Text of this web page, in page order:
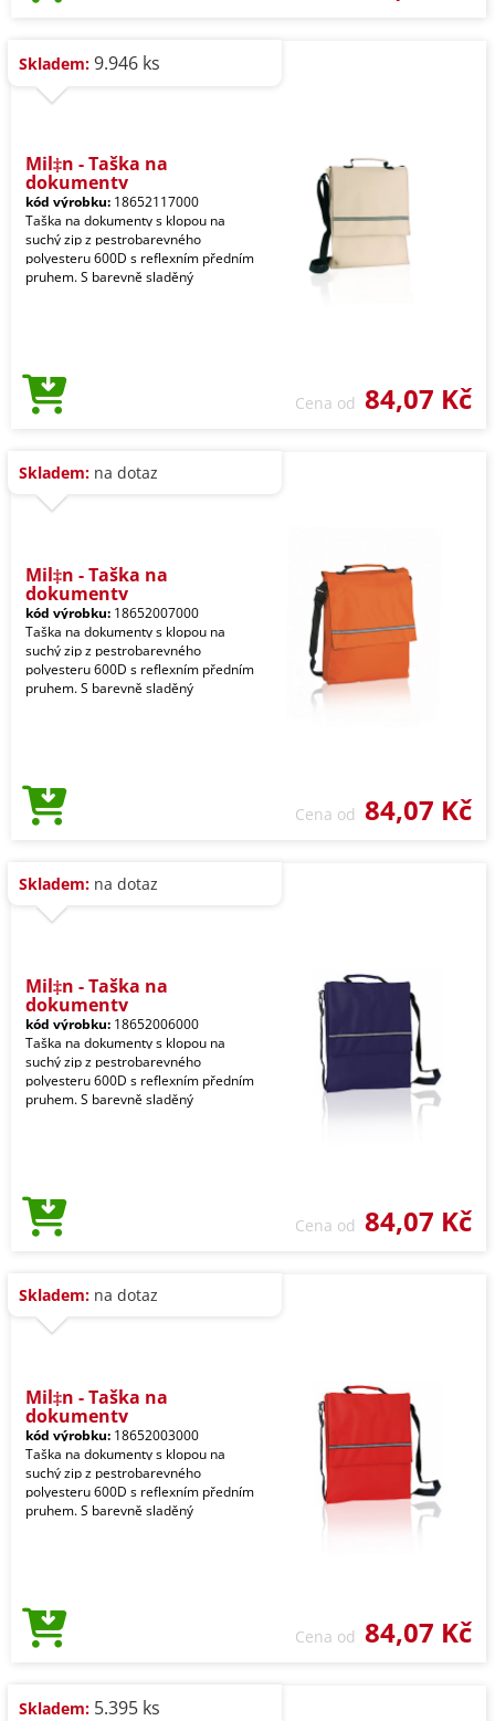
Skladem: 9.946 ks
Mil‡n - Taška na
dokumenty
kód výrobku: 18652117000
Taška na dokumenty s klopou na
suchý zip z pestrobarevného
polyesteru 600D s reflexním předním
pruhem. S barevně sladěný
Cena od 84,07 Kč
Skladem: na dotaz
Mil‡n - Taška na
dokumenty
kód výrobku: 18652007000
Taška na dokumenty s klopou na
suchý zip z pestrobarevného
polyesteru 600D s reflexním předním
pruhem. S barevně sladěný
Cena od 84,07 Kč
Skladem: na dotaz
Mil‡n - Taška na
dokumenty
kód výrobku: 18652006000
Taška na dokumenty s klopou na
suchý zip z pestrobarevného
polyesteru 600D s reflexním předním
pruhem. S barevně sladěný
Cena od 84,07 Kč
Skladem: na dotaz
Mil‡n - Taška na
dokumenty
kód výrobku: 18652003000
Taška na dokumenty s klopou na
suchý zip z pestrobarevného
polyesteru 600D s reflexním předním
pruhem. S barevně sladěný
Cena od 84,07 Kč
Skladem: 5.395 ks